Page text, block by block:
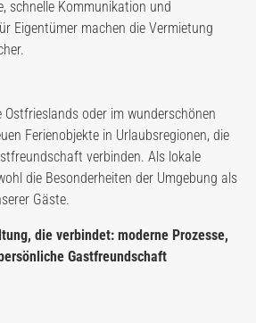
schnelle Kommunikation und
Eigentümer machen die Vermietung
Ostfrieslands oder im wunderschönen
Ferienobjekte in Urlaubsregionen, die
verbinden. Als lokale
die Besonderheiten der Umgebung als
Gäste.
die verbindet: moderne Prozesse,
Gastfreundschaft